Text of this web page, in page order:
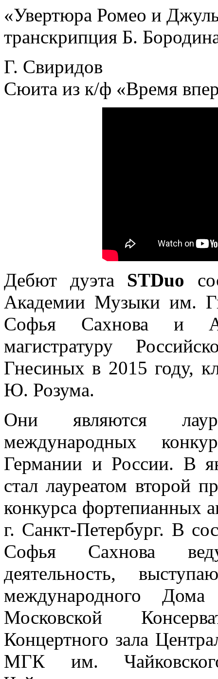
«Увертюра Ромео и
транскрипция Б.
Г. Свиридов
Сюита из к/ф «Время
Дебют дуэта STDuo
Академии Музыки им.
Софья Сахнова и
магистратуру
Гнесиных в 2015 году,
Ю. Розума.
Они являются
международных
Германии и России. В
стал лауреатом второй
конкурса
г. Санкт-Петербург. В
Софья Сахнова
деятельность,
международного
Московской
Концертного зала
МГК им.